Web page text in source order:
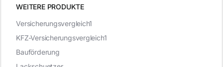
WEITERE PRODUKTE
Versicherungsvergleich1
KFZ-Versicherungsvergleich1
Bauförderung